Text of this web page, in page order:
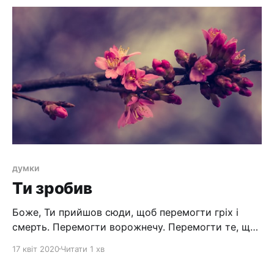
людини... Смерте, де твоє жало?
думки
Ти зробив
Боже, Ти прийшов сюди, щоб перемогти гріх і
смерть. Перемогти ворожнечу. Перемогти те, що
байдужим до Тебе, який був ворогом Тобі, змінив
17 квіт 2020Читати 1 хв